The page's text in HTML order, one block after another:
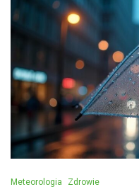
Meteorologia Zdrowie